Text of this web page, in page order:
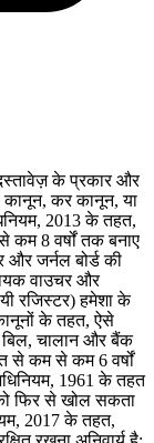
के प्रकार और
कानून, कर कानून, या
2013 के तहत,
कम 8 वर्षों तक बनाए
और जर्नल बोर्ड की
वाउचर और
रजिस्टर) हमेशा के
के तहत, ऐसे
बिल, चालान और बैंक
से कम से कम 6 वर्षों
1961 के तहत
फिर से खोल सकता
2017 के तहत,